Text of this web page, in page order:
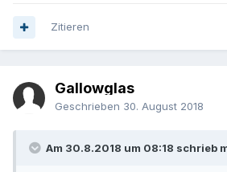
Zitieren
Gallowglas
Geschrieben 30. August 2018
Am 30.8.2018 um 08:18 schrieb